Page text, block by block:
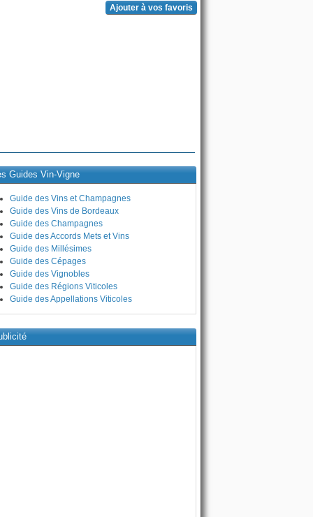
Guides Vin-Vigne
Guide des Vins et Champagnes
Guide des Vins de Bordeaux
Guide des Champagnes
Guide des Accords Mets et Vins
Guide des Millésimes
Guide des Cépages
Guide des Vignobles
Guide des Régions Viticoles
Guide des Appellations Viticoles